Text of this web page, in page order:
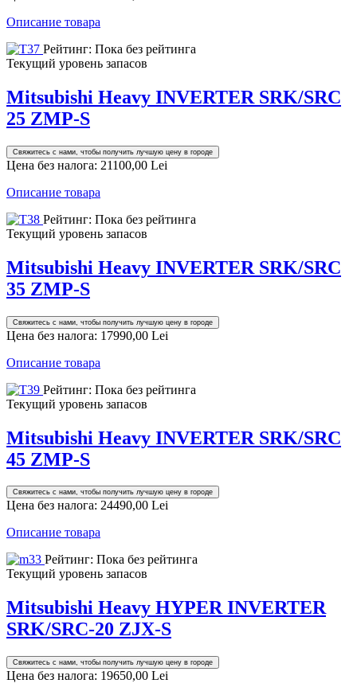
Описание товара
Рейтинг: Пока без рейтинга
Текущий уровень запасов
Mitsubishi Heavy INVERTER SRK/SRC
25 ZMP-S
Свяжитесь с нами, чтобы получить лучшую цену в городе
Цена без налога: 21100,00 Lei
Описание товара
Рейтинг: Пока без рейтинга
Текущий уровень запасов
Mitsubishi Heavy INVERTER SRK/SRC
35 ZMP-S
Свяжитесь с нами, чтобы получить лучшую цену в городе
Цена без налога: 17990,00 Lei
Описание товара
Рейтинг: Пока без рейтинга
Текущий уровень запасов
Mitsubishi Heavy INVERTER SRK/SRC
45 ZMP-S
Свяжитесь с нами, чтобы получить лучшую цену в городе
Цена без налога: 24490,00 Lei
Описание товара
Рейтинг: Пока без рейтинга
Текущий уровень запасов
Mitsubishi Heavy HYPER INVERTER
SRK/SRC-20 ZJX-S
Свяжитесь с нами, чтобы получить лучшую цену в городе
Цена без налога: 19650,00 Lei